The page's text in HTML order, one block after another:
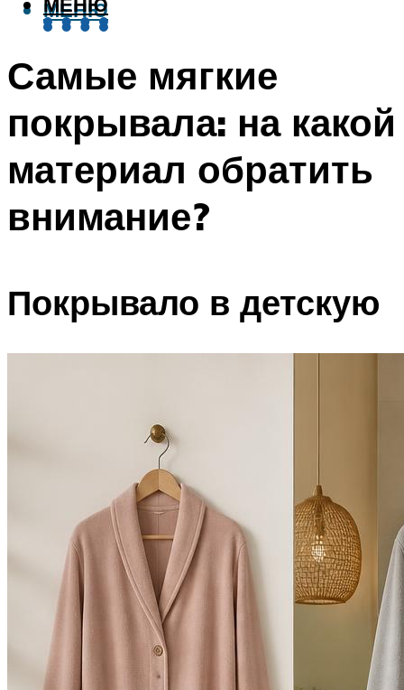
МЕНЮ
Самые мягкие
покрывала: на какой
материал обратить
внимание?
Покрывало в детскую